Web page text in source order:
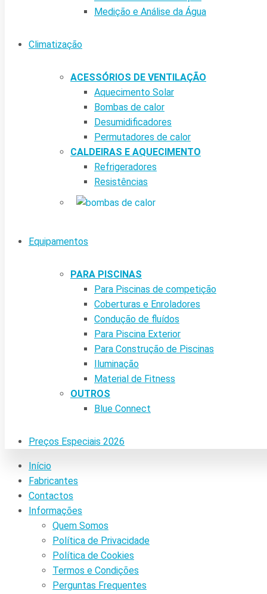
Medição e Análise da Água
Climatização
ACESSÓRIOS DE VENTILAÇÃO
Aquecimento Solar
Bombas de calor
Desumidificadores
Permutadores de calor
CALDEIRAS E AQUECIMENTO
Refrigeradores
Resistências
Equipamentos
PARA PISCINAS
Para Piscinas de competição
Coberturas e Enroladores
Condução de fluídos
Para Piscina Exterior
Para Construção de Piscinas
Iluminação
Material de Fitness
OUTROS
Blue Connect
Preços Especiais 2026
Início
Fabricantes
Contactos
Informações
Quem Somos
Política de Privacidade
Política de Cookies
Termos e Condições
Perguntas Frequentes